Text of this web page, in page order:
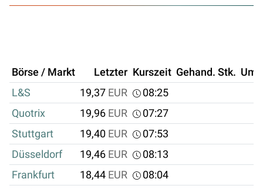
Börse / Markt Letzter Kurszeit Gehand. Stk.
L&S
19,37 EUR
08:25
Quotrix
19,96 EUR
07:27
Stuttgart
19,40 EUR
07:53
Düsseldorf
19,46 EUR
08:13
Frankfurt
18,44 EUR
08:04